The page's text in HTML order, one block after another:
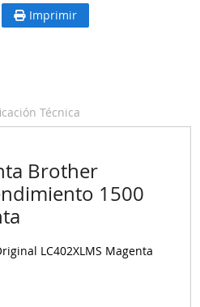
Imprimir
Técnica
Brother
1500
LC402XLMS Magenta